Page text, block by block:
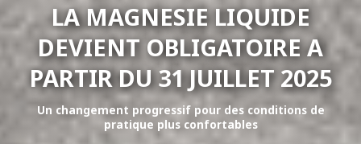
LA MAGNESIE LIQUIDE
DEVIENT OBLIGATOIRE A
PARTIR DU 31 JUILLET 2025
Un changement progressif pour des conditions de
pratique plus confortables